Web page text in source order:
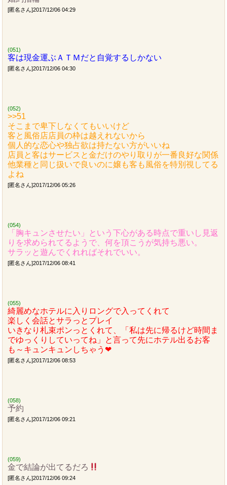
[匿名さん]2017/12/06 04:29
(051)
客は現金運ぶＡＴＭだと自覚するしかない
[匿名さん]2017/12/06 04:30
(052)
>>51
そこまで卑下しなくてもいいけど
客と風俗店店員の枠は越えれないから
個人的な恋心や独占欲は持たない方がいいね
店員と客はサービスと金だけのやり取りが一番良好な関係
他業種と同じ扱いで良いのに嬢も客も風俗を特別視してる
よね
[匿名さん]2017/12/06 05:26
(054)
「胸キュンさせたい」という下心がある時点で重いし見返
りを求められてるようで、何を頂こうが気持ち悪い。
サラッと遊んでくれればそれでいい。
[匿名さん]2017/12/06 08:41
(055)
綺麗めなホテルに入りロングで入ってくれて
楽しく会話とサラっとプレイ
いきなり札束ポンっとくれて、「私は先に帰るけど時間ま
でゆっくりしていってね」と言って先にホテル出るお客
も～キュンキュンしちゃう❤︎
[匿名さん]2017/12/06 08:53
(058)
予約
[匿名さん]2017/12/06 09:21
(059)
金で結論が出てるだろ
[匿名さん]2017/12/06 09:24